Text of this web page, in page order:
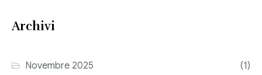
Pubblicazioni
Archivi
Novembre 2025 (1)